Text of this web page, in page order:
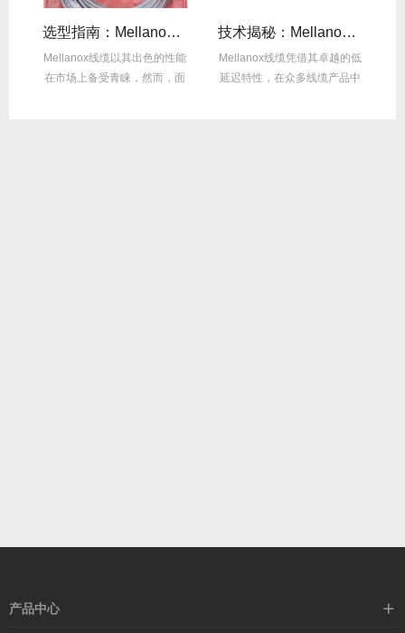
选型指南：Mellanox线缆带宽怎么选？看完这篇不纠结！
Mellanox线缆以其出色的性能
在市场上备受青睐，然而，面
技术揭秘：Mellanox线缆低延迟背后的“信号优化”黑科技！
Mellanox线缆凭借其卓越的低
延迟特性，在众多线缆产品中
产品中心